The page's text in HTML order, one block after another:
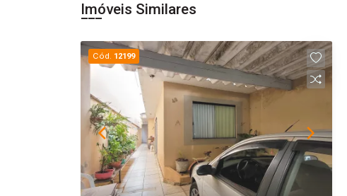
Imóveis Similares
Cód. 12199